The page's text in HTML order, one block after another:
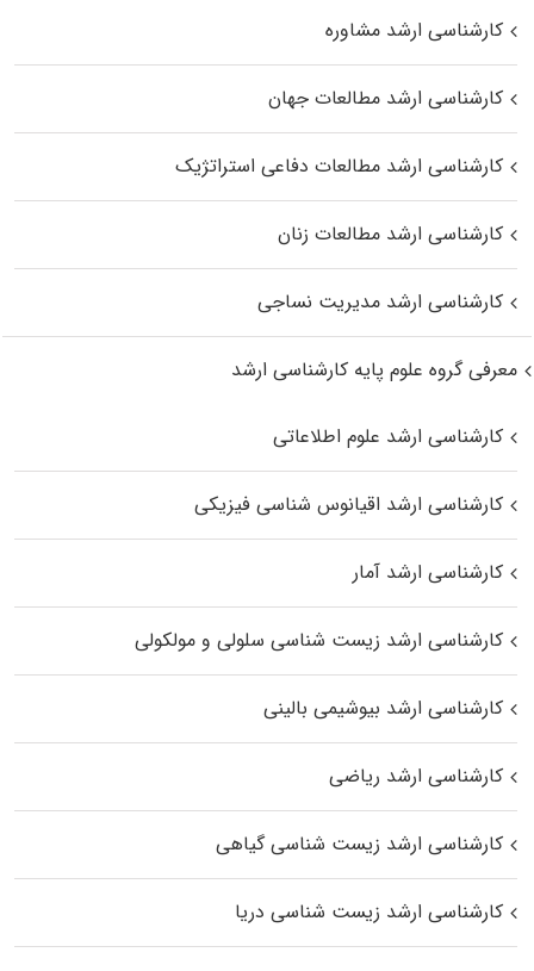
کارشناسی ارشد مشاوره
کارشناسی ارشد مطالعات جهان
کارشناسی ارشد مطالعات دفاعی استراتژیک
کارشناسی ارشد مطالعات زنان
کارشناسی ارشد مدیریت نساجی
معرفی گروه علوم پایه کارشناسی ارشد
کارشناسی ارشد علوم اطلاعاتی
کارشناسی ارشد اقیانوس‌ شناسی فیزیکی
کارشناسی ارشد آمار
کارشناسی ارشد زیست شناسی سلولی و مولکولی
کارشناسی ارشد بیوشیمی بالینی
کارشناسی ارشد ریاضی
کارشناسی ارشد زیست‌ شناسی گیاهی
کارشناسی ارشد زیست‌ شناسی دریا